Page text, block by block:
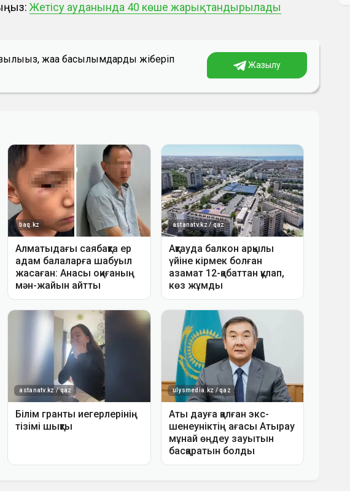
Жетісу ауданында 40 көше жарықтандырылады
жаңа басылымдарды жіберіп
Жазылу